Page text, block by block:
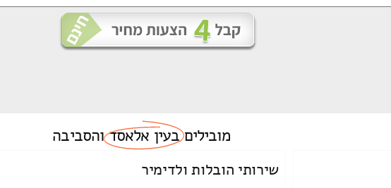
מוביליםבעין אלאסדוהסביבה
שירותי הובלות ולדימיר